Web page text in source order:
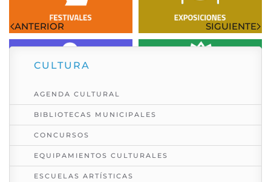
ANTERIOR SIGUIENTE
CULTURA
AGENDA CULTURAL
BIBLIOTECAS MUNICIPALES
CONCURSOS
EQUIPAMIENTOS CULTURALES
ESCUELAS ARTÍSTICAS